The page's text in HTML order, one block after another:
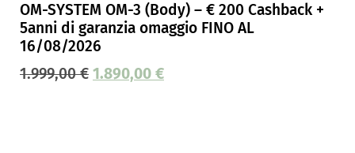
OM-SYSTEM OM-3 (Body) – € 200 Cashback +
5anni di garanzia omaggio FINO AL
16/08/2026
1.999,00€ 1.890,00 €